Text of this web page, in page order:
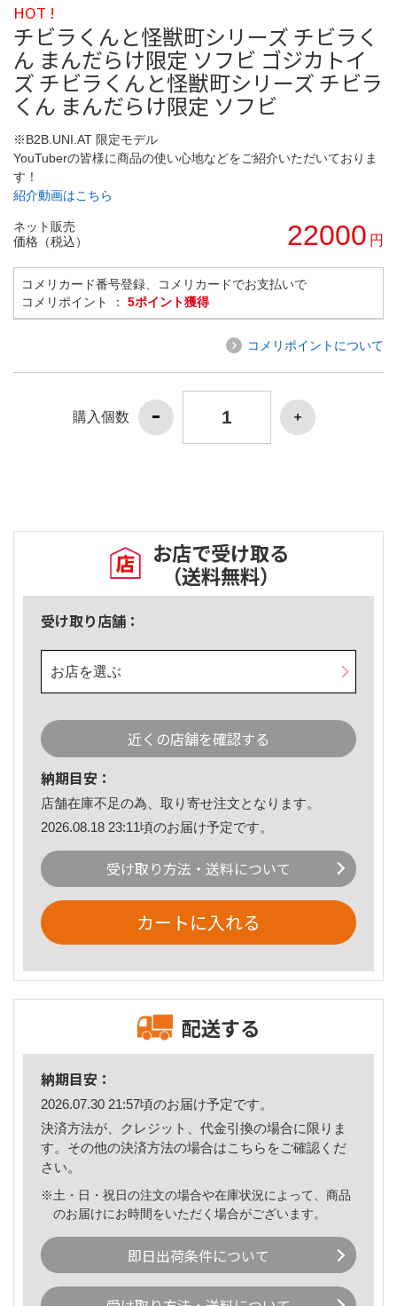
HOT !
チビラくんと怪獣町シリーズ チビラく
ん まんだらけ限定 ソフビ ゴジカトイ
ズ チビラくんと怪獣町シリーズ チビラ
くん まんだらけ限定 ソフビ
※B2B.UNI.AT 限定モデル
YouTuberの皆様に商品の使い心地などをご紹介いただいておりま
す！
紹介動画はこちら
ネット販売
価格（税込）
22000 円
コメリカード番号登録、コメリカードでお支払いで
コメリポイント ： 5ポイント獲得
コメリポイントについて
購入個数
お店で受け取る
（送料無料）
受け取り店舗：
お店を選ぶ
近くの店舗を確認する
納期目安：
店舗在庫不足の為、取り寄せ注文となります。
2026.08.18 23:11頃のお届け予定です。
受け取り方法・送料について
カートに入れる
配送する
納期目安：
2026.07.30 21:57頃のお届け予定です。
決済方法が、クレジット、代金引換の場合に限りま
す。その他の決済方法の場合はこちら をご確認くだ
さい。
※土・日・祝日の注文の場合や在庫状況によって、商品
のお届けにお時間をいただく場合がございます。
即日出荷条件について